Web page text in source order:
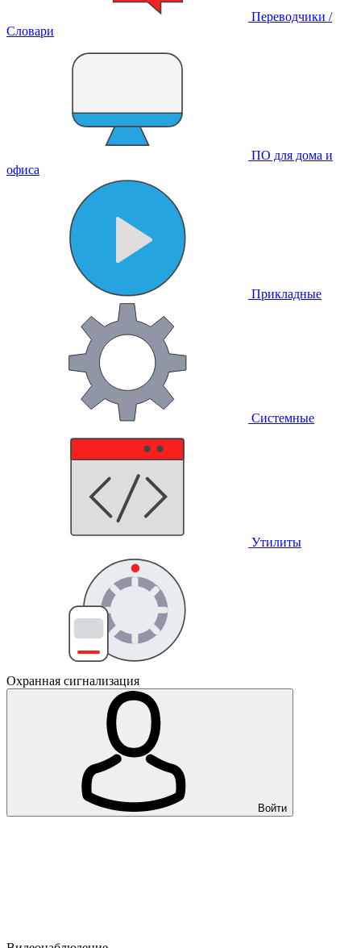
Переводчики /
Словари
ПО для дома и
офиса
Прикладные
Системные
Утилиты
Охранная сигнализация
Войти